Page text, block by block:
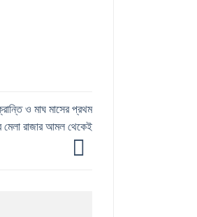
ও মাঘ মাসের প্রথম
মেলা রাজার আমল থেকেই